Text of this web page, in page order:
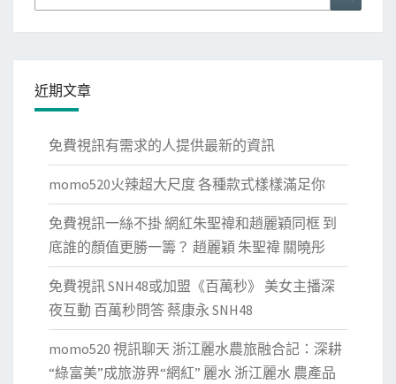
日
(TOUTIAO.COM)
for:
近期文章
免費視訊有需求的人提供最新的資訊
momo520火辣超大尺度 各種款式樣樣滿足你
免費視訊一絲不掛 網紅朱聖禕和趙麗穎同框 到
底誰的顏值更勝一籌？ 趙麗穎 朱聖禕 關曉彤
免費視訊 SNH48或加盟《百萬秒》 美女主播深
夜互動 百萬秒問答 蔡康永 SNH48
momo520 視訊聊天 浙江麗水農旅融合記：深耕
“綠富美”成旅游界“網紅” 麗水 浙江麗水 農產品